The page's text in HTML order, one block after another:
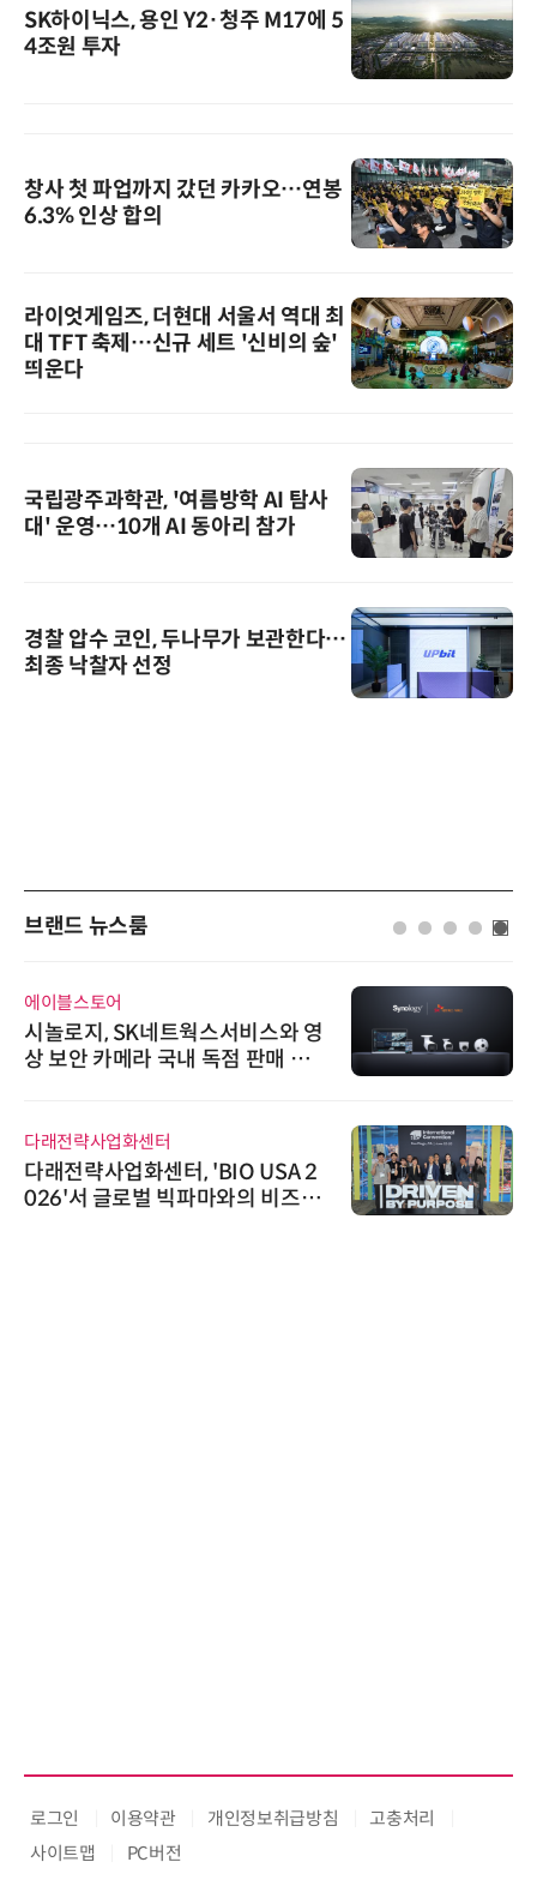
SK하이닉스, 용인 Y2·청주 M17에 5
4조원 투자
창사 첫 파업까지 갔던 카카오…연봉
6.3% 인상 합의
라이엇게임즈, 더현대 서울서 역대 최
대 TFT 축제…신규 세트 '신비의 숲'
띄운다
국립광주과학관, '여름방학 AI 탐사
대' 운영…10개 AI 동아리 참가
경찰 압수 코인, 두나무가 보관한다…
최종 낙찰자 선정
브랜드 뉴스룸
에이블스토어
시놀로지, SK네트웍스서비스와 영
상 보안 카메라 국내 독점 판매 파
다래전략사업화센터
다래전략사업화센터, 'BIO USA 2
026'서 글로벌 빅파마와의 비즈니
로그인 이용약관 개인정보취급방침
고충처리
사이트맵
PC버전